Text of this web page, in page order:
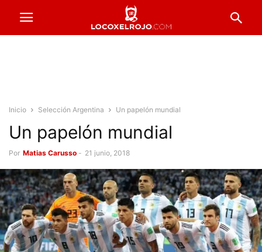
Inicio Selección Argentina Un papelón mundial
Un papelón mundial
Por Matias Carusso - 21 junio, 2018